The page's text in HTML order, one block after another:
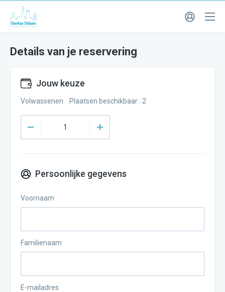
Details van je reservering
Jouw keuze
Volwassenen. Plaatsen beschikbaar : 2
Persoonlijke gegevens
Voornaam
Familienaam
E-mailadres